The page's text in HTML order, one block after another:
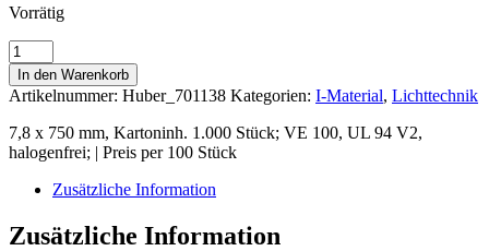
Vorrätig
Kabelbinder,
schwarz
Menge
In den Warenkorb
Artikelnummer: Huber_701138 Kategorien: I-Material, Lichttechnik
7,8 x 750 mm, Kartoninh. 1.000 Stück; VE 100, UL 94 V2,
halogenfrei; | Preis per 100 Stück
Zusätzliche Information
Zusätzliche Information